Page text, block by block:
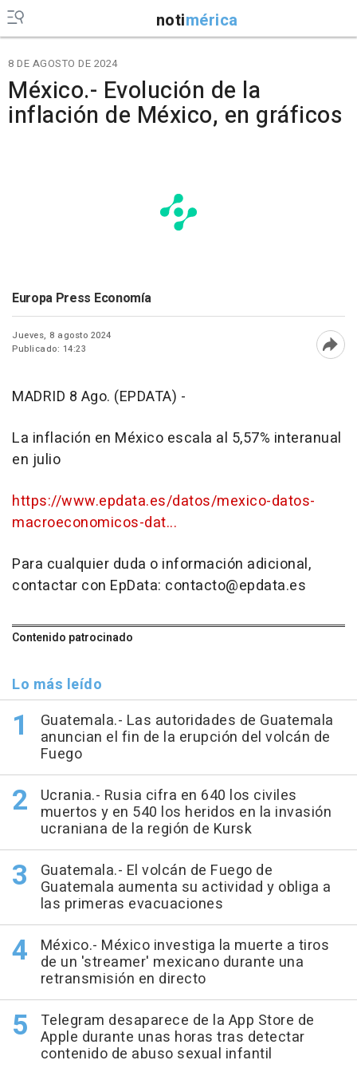
notimérica
8 DE AGOSTO DE 2024
México.- Evolución de la
inflación de México, en gráficos
Europa Press Economía
Jueves, 8 agosto 2024
Publicado: 14:23
MADRID 8 Ago. (EPDATA) -
La inflación en México escala al 5,57% interanual
en julio
https://www.epdata.es/datos/mexico-datos-
macroeconomicos-dat...
Para cualquier duda o información adicional,
contactar con EpData: contacto@epdata.es
Contenido patrocinado
Lo más leído
Guatemala.- Las autoridades de Guatemala
anuncian el fin de la erupción del volcán de
Fuego
Ucrania.- Rusia cifra en 640 los civiles
muertos y en 540 los heridos en la invasión
ucraniana de la región de Kursk
Guatemala.- El volcán de Fuego de
Guatemala aumenta su actividad y obliga a
las primeras evacuaciones
México.- México investiga la muerte a tiros
de un 'streamer' mexicano durante una
retransmisión en directo
Telegram desaparece de la App Store de
Apple durante unas horas tras detectar
contenido de abuso sexual infantil